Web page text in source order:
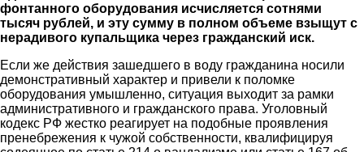
фонтанного оборудования исчисляется сотнями
тысяч рублей, и эту сумму в полном объеме взыщут с
нерадивого купальщика через гражданский иск.
Если же действия зашедшего в воду гражданина носили
демонстративный характер и привели к поломке
оборудования умышленно, ситуация выходит за рамки
административного и гражданского права. Уголовный
кодекс РФ жестко реагирует на подобные проявления
пренебрежения к чужой собственности, квалифицируя